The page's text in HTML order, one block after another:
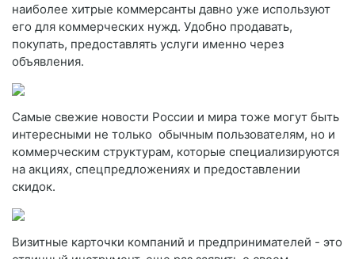
наиболее хитрые коммерсанты давно уже используют
его для коммерческих нужд. Удобно продавать,
покупать, предоставлять услуги именно через
объявления.
Самые свежие новости России и мира тоже могут быть
интересными не только обычным пользователям, но и
коммерческим структурам, которые специализируются
на акциях, спецпредложениях и предоставлении
скидок.
Визитные карточки компаний и предпринимателей - это